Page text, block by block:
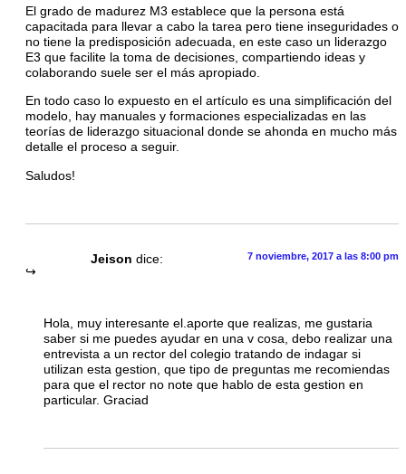
El grado de madurez M3 establece que la persona está
capacitada para llevar a cabo la tarea pero tiene inseguridades o
no tiene la predisposición adecuada, en este caso un liderazgo
E3 que facilite la toma de decisiones, compartiendo ideas y
colaborando suele ser el más apropiado.
En todo caso lo expuesto en el artículo es una simplificación del
modelo, hay manuales y formaciones especializadas en las
teorías de liderazgo situacional donde se ahonda en mucho más
detalle el proceso a seguir.
Saludos!
Jeison dice: 7 noviembre, 2017 a las 8:00 pm
Hola, muy interesante el.aporte que realizas, me gustaria
saber si me puedes ayudar en una v cosa, debo realizar una
entrevista a un rector del colegio tratando de indagar si
utilizan esta gestion, que tipo de preguntas me recomiendas
para que el rector no note que hablo de esta gestion en
particular. Graciad